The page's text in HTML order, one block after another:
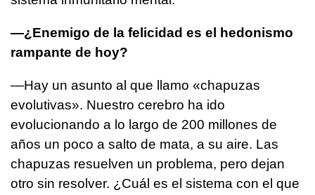
—¿Enemigo de la felicidad es el hedonismo
rampante de hoy?
—Hay un asunto al que llamo «chapuzas
evolutivas». Nuestro cerebro ha ido
evolucionando a lo largo de 200 millones de
años un poco a salto de mata, a su aire. Las
chapuzas resuelven un problema, pero dejan
otro sin resolver. ¿Cuál es el sistema con el que